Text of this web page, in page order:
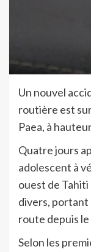
Un nouvel
routière est
Paea, à
Quatre jours
adolescent à
ouest de
divers, portant
route depuis le
Selon les